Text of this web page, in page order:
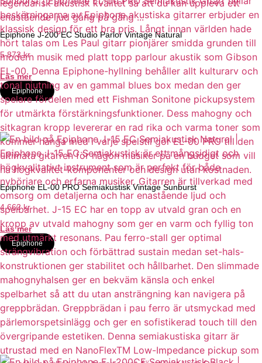
Epiphone J-200 EC Studio Parlor Vintage Natural
5 873kr
Läs mer
Epiphone
Epiphone EL-00 PRO Semiakustisk Vintage Sunburst
4 662kr
Läs mer
Epiphone